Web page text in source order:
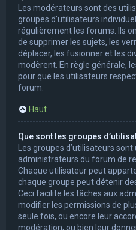
Les modérateurs sont des
groupes d’utilisateurs
régulièrement les forums. Ils
de supprimer les sujets, les
déplacer, les fusionner et les
modèrent. En règle générale,
pour que les utilisateurs
forum.
Haut
Que sont les groupes
Les groupes d’utilisateurs
administrateurs du forum de
Chaque utilisateur peut
chaque groupe peut détenir
Ceci facilite les tâches aux
modifier les permissions de
seule fois, ou encore leur
modération, ou bien leur